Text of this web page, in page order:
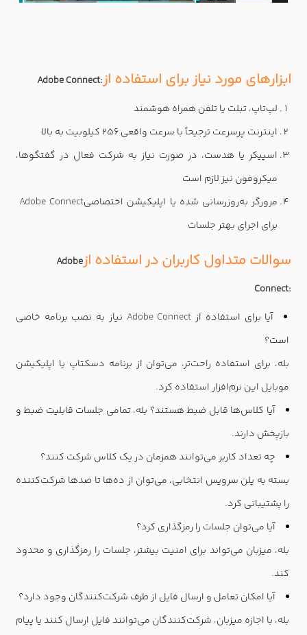
ابزارهای مورد نیاز برای استفاده ازAdobe Connect:
لپ‌تاپ، تبلت یا تلفن همراه هوشمند
اینترنت پرسرعت ترجیحاً با سرعت واقعی 256 کیلوبیت به بالا
اسپیکر یا هدست، در صورت نیاز به شرکت فعال در گفتگوها،
میکروفون نیز لازم است
مرورگر به‌روزرسانی شده یا اپلیکیشن اختصاصیAdobe Connect
برای اجرای بهتر جلسات
سوالات متداول کاربران در استفاده ازAdobe
Connect:
آیا برای استفاده از Adobe Connect نیاز به نصب برنامه خاصی
است؟
بله، برای استفاده راحت‌تر، می‌توان از برنامه دسکتاپ یا اپلیکیشن
موبایل این نرم‌افزار استفاده کرد.
آیا کلاس‌ها قابل ضبط هستند؟ بله، تمامی جلسات قابلیت ضبط و
بازپخش دارند.
چه تعداد کاربر می‌توانند همزمان در یک کلاس شرکت کنند؟
بسته به پلن سرویس انتخابی، می‌توان از ده‌ها تا صدها شرکت‌کننده
را پشتیبانی کرد.
آیا می‌توان جلسات را رمزگذاری کرد؟
بله، میزبان می‌تواند برای امنیت بیشتر، جلسات را رمزگذاری و محدود
کند.
آیا امکان تعامل و ارسال فایل از طرف شرکت‌کنندگان وجود دارد؟
بله، با اجازه میزبان، شرکت‌کنندگان می‌توانند فایل ارسال کنند یا پیام